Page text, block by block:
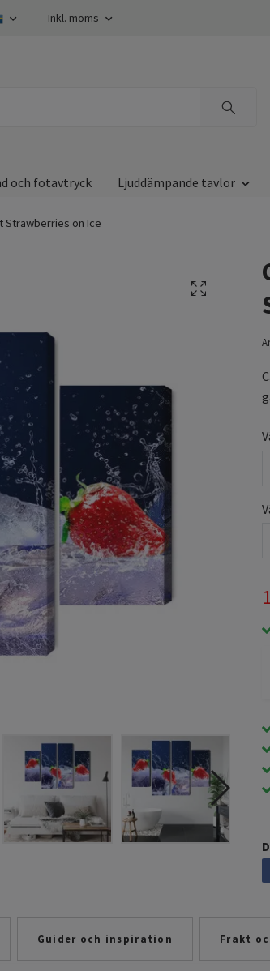
Inkl. moms
och fotavtryck Ljuddämpande tavlor
Strawberries on Ice
Guider och inspiration Frakt